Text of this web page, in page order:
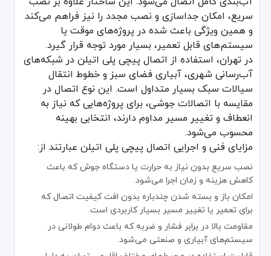
همچنین رعایت چند نکته در هنگام نصب، تأثیر زیادی در دوام و
برش دقیق و صاف انتهای لوله قبل از نصب اتصال تا آب‌بندی به‌درستی
استفاده از روان‌کننده مناسب هنگام جاگذاری لوله در بدنه اتصال
سفت کردن مهره‌ها به میزان کافی و نه بیش از حد تا از ترک خوردن
بازرسی دوره‌ای از اتصال‌ها در سیستم‌های پر فشار به‌ویژه در مناطق
با رعایت این موارد، اتصال پیچی پلی اتیلن می‌تواند سال‌ها بدون
بررسی عوامل تأثیرگذار بر قیمت اتصال پیچی پلی
قیمت اتصال پیچی پلی اتیلن در بازار تهران بر اساس نوع متریال،
در بازار تهران، برندهای مختلفی از اتصال پیچی پلی اتیلن عرضه
عوامل مهم مؤثر بر قیمت در بازار عبارتند از:
جنس مواد اولیه بدنه و بوش داخلی اتصال که تعیین‌کننده مقاومت
سایز و نوع رزوه که بر میزان مصرف مواد اولیه تأثیر دارد.
کیفیت اورینگ آب‌بندی که نقش کلیدی در جلوگیری از نشتی دارد.
استاندارد تولید و برند عرضه‌کننده که در فروشگاه‌های معتبر تهران با
سریع، امکان جداسازی و نصب مجدد را نیز فراهم می‌کند
و همین ویژگی باعث شده در پروژه‌های موقت یا
سیستم‌های قابل تعمیر، بسیار مورد توجه قرار گیرد.
در تهران، استفاده از اتصال پیچی پلی اتیلن در شبکه‌های
آب‌رسانی شهری، آبیاری فضای سبز و خطوط انتقال
سیالات سبک بسیار متداول است. این نوع اتصال در
مقایسه با اتصالات جوشی، برای پروژه‌هایی که نیاز به
انعطاف و تغییر مسیر مداوم دارند، انتخابی بهینه
محسوب می‌شود.
مزایای فنی و اجرایی اتصال پیچی پلی اتیلن عبارتند از:
نصب سریع بدون نیاز به حرارت یا دستگاه جوش که باعث
کاهش هزینه و زمان اجرا می‌شود.
امکان باز و بسته شدن چندباره بدون افت کیفیت اتصال که
برای تعمیر یا تغییر مسیر بسیار کاربردی است.
مقاومت بالا در برابر فشار و ضربه که باعث دوام طولانی در
سیستم‌های آبیاری و صنعتی می‌شود.